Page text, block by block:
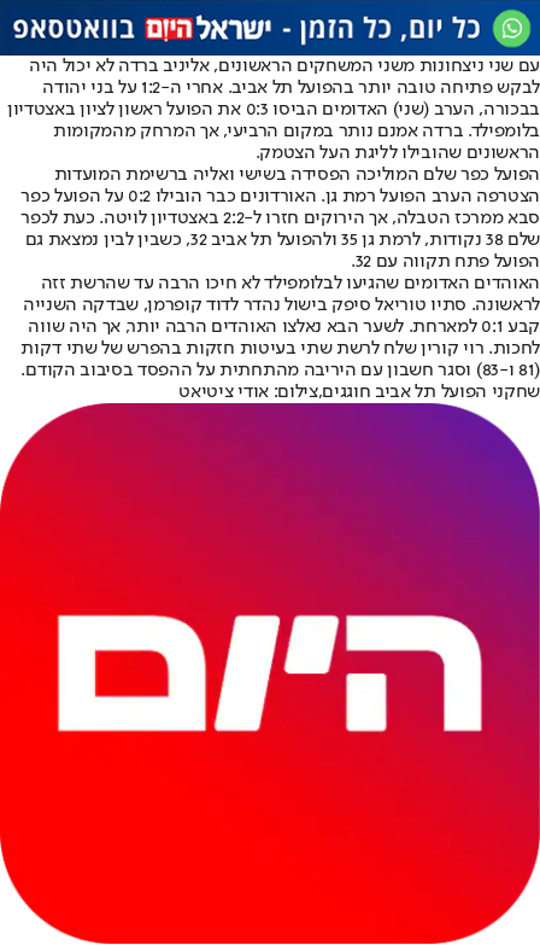
עם שני ניצחונות משני המשחקים הראשונים, אליניב ברדה לא יכול היה
לבקש פתיחה טובה יותר בהפועל תל אביב. אחרי ה-1:2 על בני יהודה
בבכורה, הערב (שני) האדומים הביסו 0:3 את הפועל ראשון לציון באצטדיון
בלומפילד. ברדה אמנם נותר במקום הרביעי, אך המרחק מהמקומות
הראשונים שהובילו לליגת העל הצטמק.
הפועל כפר שלם המוליכה הפסידה בשישי ואליה ברשימת המועדות
הצטרפה הערב הפועל רמת גן. האורדונים כבר הובילו 0:2 על הפועל כפר
סבא ממרכז הטבלה, אך הירוקים חזרו ל-2:2 באצטדיון לויטה. כעת לכפר
שלם 38 נקודות, לרמת גן 35 ולהפועל תל אביב 32, כשבין לבין נמצאת גם
הפועל פתח תקווה עם 32.
האוהדים האדומים שהגיעו לבלומפילד לא חיכו הרבה עד שהרשת זזה
לראשונה. סתיו טוריאל סיפק בישול נהדר לדוד קופרמן, שבדקה השנייה
קבע 0:1 למארחת. לשער הבא נאלצו האוהדים הרבה יותר, אך היה שווה
לחכות. רוי קורין שלח לרשת שתי בעיטות חזקות בהפרש של שתי דקות
(81 ו-83) וסגר חשבון עם היריבה מהתחתית על ההפסד בסיבוב הקודם.
שחקני הפועל תל אביב חוגגים,צילום: אודי ציטיאט